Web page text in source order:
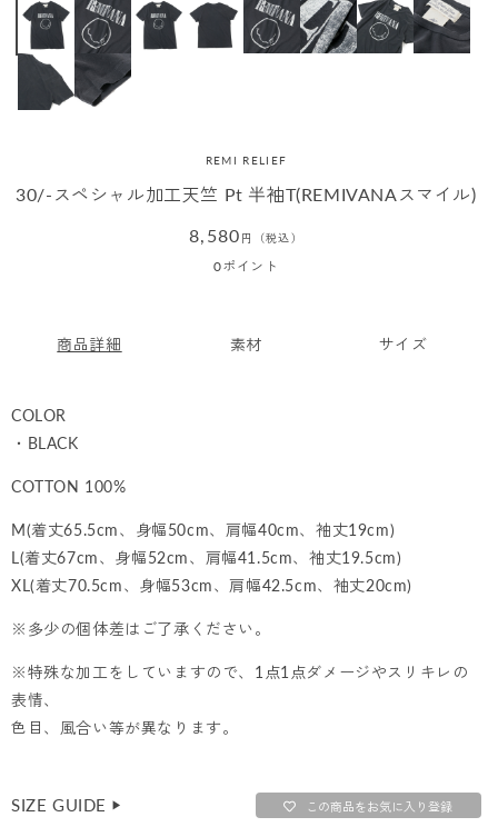
REMI RELIEF
30/-スペシャル加工天竺 Pt 半袖T(REMIVANAスマイル)
通
8,580 円（税込）
0ポイント
商品詳細 素材 サイズ
COLOR
・BLACK
COTTON 100%
M(着丈65.5cm、身幅50cm、肩幅40cm、袖丈19cm)
L(着丈67cm、身幅52cm、肩幅41.5cm、袖丈19.5cm)
XL(着丈70.5cm、身幅53cm、肩幅42.5cm、袖丈20cm)
※多少の個体差はご了承ください。
※特殊な加工をしていますので、1点1点ダメージやスリキレの
表情、
色目、風合い等が異なります。
SIZE GUIDE ▶︎ この商品をお気に入り登録